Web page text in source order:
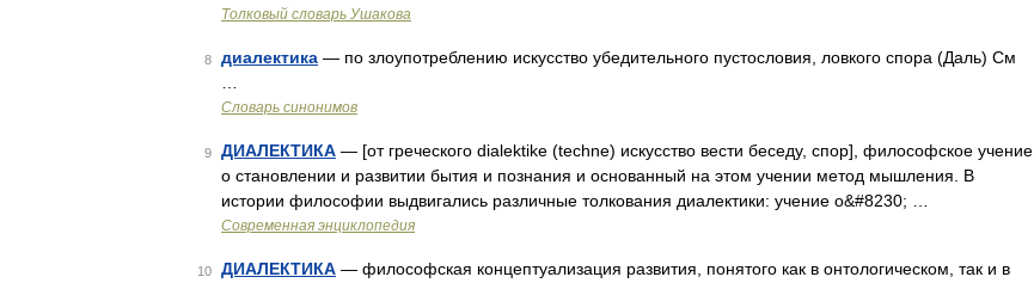
Толковый словарь Ушакова
8 диалектика — по злоупотреблению искусство убедительного пустословия, ловкого спора (Даль) См
Словарь синонимов
9 ДИАЛЕКТИКА — [от греческого dialektike (techne) искусство вести беседу, спор], философское учение
о становлении и развитии бытия и познания и основанный на этом учении метод мышления. В
истории философии выдвигались различные толкования диалектики: учение о&#8230; …
Современная энциклопедия
10 ДИАЛЕКТИКА — философская концептуализация развития, понятого как в онтологическом, так и в